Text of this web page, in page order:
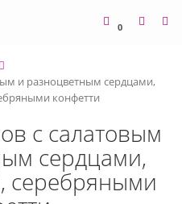
0
и разноцветным сердцами,
конфетти
с салатовым
сердцами,
серебряными